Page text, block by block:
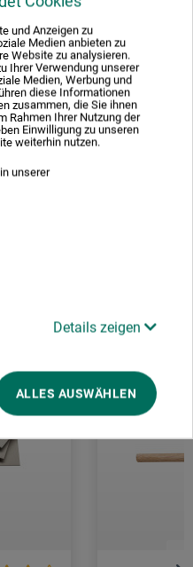
und Anzeigen zu
Medien anbieten zu
Website zu analysieren.
Ihrer Verwendung unserer
Medien, Werbung und
diese Informationen
zusammen, die Sie ihnen
Rahmen Ihrer Nutzung der
Einwilligung zu unseren
weiterhin nutzen.
unserer
Details zeigen
ALLES AUSWÄHLEN
auch